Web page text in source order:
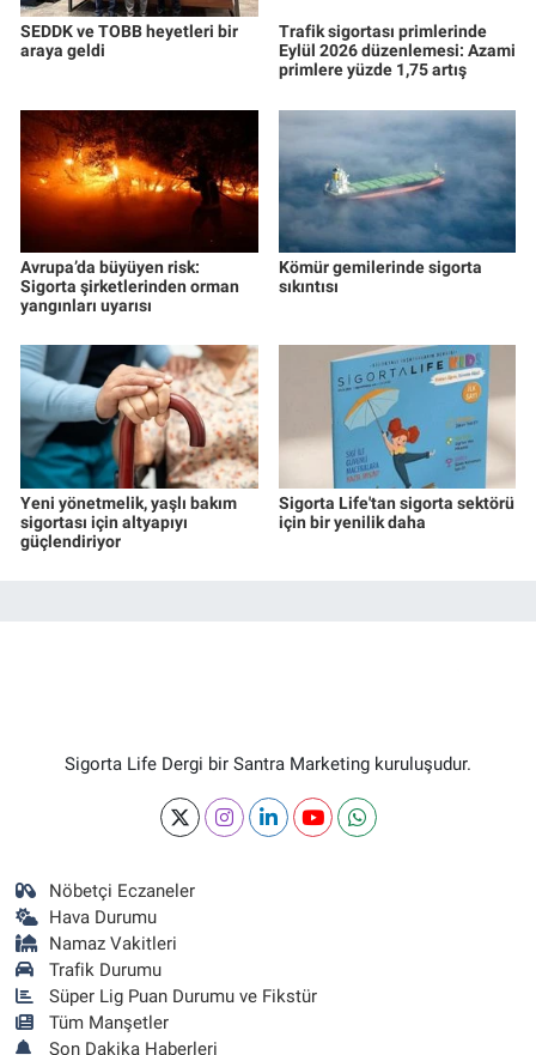
SEDDK ve TOBB heyetleri bir
araya geldi
Trafik sigortası primlerinde
Eylül 2026 düzenlemesi: Azami
primlere yüzde 1,75 artış
Avrupa’da büyüyen risk:
Sigorta şirketlerinden orman
yangınları uyarısı
Kömür gemilerinde sigorta
sıkıntısı
Yeni yönetmelik, yaşlı bakım
sigortası için altyapıyı
güçlendiriyor
Sigorta Life'tan sigorta sektörü
için bir yenilik daha
Sigorta Life Dergi bir Santra Marketing kuruluşudur.
Nöbetçi Eczaneler
Hava Durumu
Namaz Vakitleri
Trafik Durumu
Süper Lig Puan Durumu ve Fikstür
Tüm Manşetler
Son Dakika Haberleri